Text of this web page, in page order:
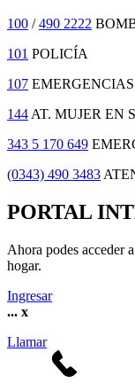
100 /490 2222
101 POLICÍA
107
144 AT. MUJER EN
343 5 170 649
(0343) 490 3483
PORTAL
Ahora podes acceder
hogar.
Ingresar
... x
Llamar